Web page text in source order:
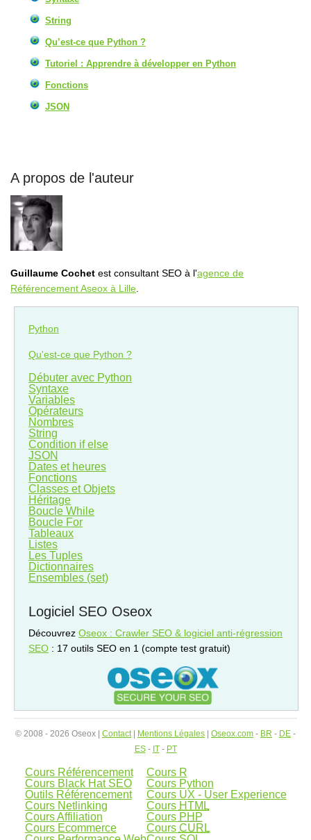
String
Qu’est-ce que Python ?
Tutoriel : Apprendre à développer en Python
Fonctions
JSON
A propos de l'auteur
Guillaume Cochet est consultant SEO à l'agence de
Référencement Aseox à Lille
Python
Qu'est-ce que Python ?
Débuter avec Python
Syntaxe
Variables
Opérateurs
Nombres
String
Condition if else
JSON
Dates et heures
Fonctions
Classes et Objets
Héritage
Boucle While
Boucle For
Tableaux
Listes
Les Tuples
Dictionnaires
Ensembles (set)
Logiciel SEO Oseox
Découvrez Oseox : Crawler SEO & logiciel anti-régression
SEO : 17 outils SEO en 1 (compte test gratuit)
© 2008 - 2026 Oseox | Contact| Mentions Légales Oseox.com - BR - DE -
ES- IT- PT
Cours Référencement
Cours Black Hat SEO
Outils Référencement
Cours Netlinking
Cours Affiliation
Cours Ecommerce
Cours R
Cours Python
Cours UX - User Experience
Cours HTML
Cours PHP
Cours CURL